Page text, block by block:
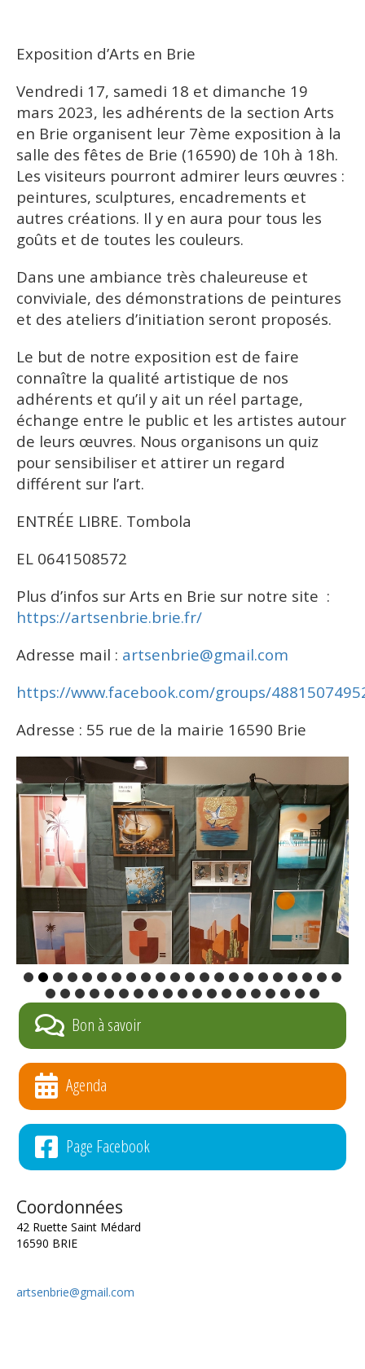
Exposition d’Arts en Brie
Vendredi 17, samedi 18 et dimanche 19
mars 2023, les adhérents de la section Arts
en Brie organisent leur 7ème exposition à la
salle des fêtes de Brie (16590) de 10h à 18h.
Les visiteurs pourront admirer leurs œuvres :
peintures, sculptures, encadrements et
autres créations. Il y en aura pour tous les
goûts et de toutes les couleurs.
Dans une ambiance très chaleureuse et
conviviale, des démonstrations de peintures
et des ateliers d’initiation seront proposés.
Le but de notre exposition est de faire
connaître la qualité artistique de nos
adhérents et qu’il y ait un réel partage,
échange entre le public et les artistes autour
de leurs œuvres. Nous organisons un quiz
pour sensibiliser et attirer un regard
différent sur l’art.
ENTRÉE LIBRE. Tombola
EL 0641508572
Plus d’infos sur Arts en Brie sur notre site :
https://artsenbrie.brie.fr/
Adresse mail : artsenbrie@gmail.com
https://www.facebook.com/groups/
Adresse : 55 rue de la mairie 16590 Brie
Bon à savoir
Agenda
Page Facebook
Coordonnées
42 Ruette Saint Médard
16590 BRIE
artsenbrie@gmail.com